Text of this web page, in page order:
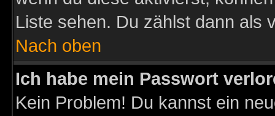
Liste sehen. Du zählst dann als
Nach oben
Ich habe mein Passwort
Kein Problem! Du kannst ein